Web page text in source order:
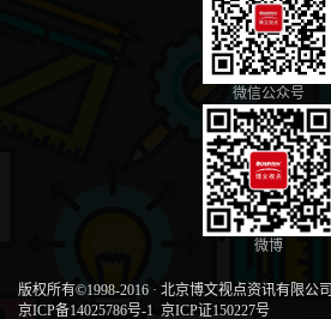
微信公众号
微博
版权所有©1998-2016 · 北京博文视点资讯有限公司
京ICP备14025786号-1 京ICP证150227号